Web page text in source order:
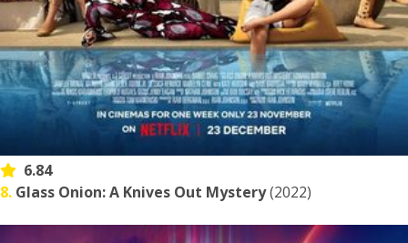
6.84
8. Glass Onion: A Knives Out Mystery(2022)